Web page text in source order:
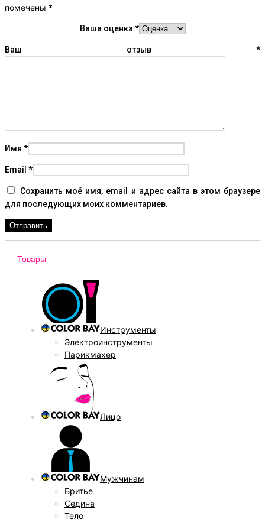
помечены *
Ваша оценка *
Ваш отзыв *
Имя *
Email *
Сохранить моё имя, email и адрес сайта в этом браузере
для последующих моих комментариев.
Товары
Инструменты
Электроинструменты
Парикмахер
Лицо
Мужчинам
Бритье
Седина
Тело